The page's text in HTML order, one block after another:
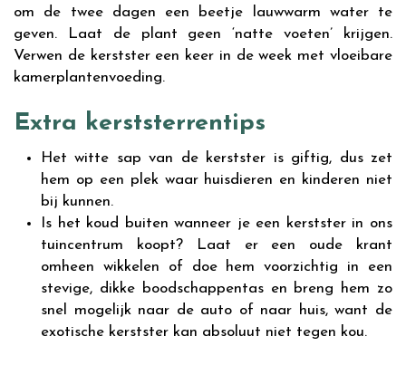
om de twee dagen een beetje lauwwarm water te
geven. Laat de plant geen ‘natte voeten’ krijgen.
Verwen de kerstster een keer in de week met vloeibare
kamerplantenvoeding.
Extra kerststerrentips
Het witte sap van de kerstster is giftig, dus zet
hem op een plek waar huisdieren en kinderen niet
bij kunnen.
Is het koud buiten wanneer je een kerstster in ons
tuincentrum koopt? Laat er een oude krant
omheen wikkelen of doe hem voorzichtig in een
stevige, dikke boodschappentas en breng hem zo
snel mogelijk naar de auto of naar huis, want de
exotische kerstster kan absoluut niet tegen kou.